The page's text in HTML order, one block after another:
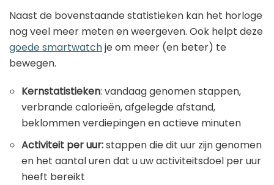
Naast de bovenstaande statistieken kan het horloge
nog veel meer meten en weergeven. Ook helpt deze
goede smartwatchje om meer (en beter) te
bewegen.
Kernstatistieken: vandaag genomen stappen,
verbrande calorieën, afgelegde afstand,
beklommen verdiepingen en actieve minuten
Activiteit per uur:stappen die dit uur zijn genomen
en het aantal uren dat u uw activiteitsdoel per uur
heeft bereikt